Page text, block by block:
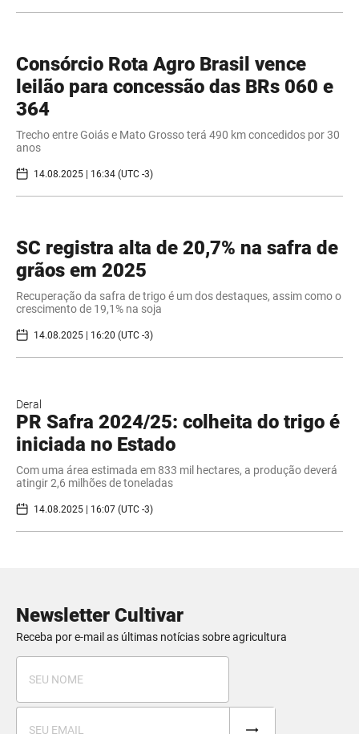
Consórcio Rota Agro Brasil vence
leilão para concessão das BRs 060 e
364
Trecho entre Goiás e Mato Grosso terá 490 km concedidos por 30
anos
14.08.2025 | 16:34 (UTC -3)
SC registra alta de 20,7% na safra de
grãos em 2025
Recuperação da safra de trigo é um dos destaques, assim como o
crescimento de 19,1% na soja
14.08.2025 | 16:20 (UTC -3)
Deral
PR Safra 2024/25: colheita do trigo é
iniciada no Estado
Com uma área estimada em 833 mil hectares, a produção deverá
atingir 2,6 milhões de toneladas
14.08.2025 | 16:07 (UTC -3)
Newsletter Cultivar
Receba por e-mail as últimas notícias sobre agricultura